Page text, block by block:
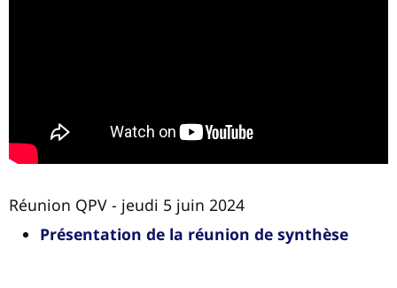
Réunion QPV - jeudi 5 juin 2024
Présentation de la réunion de synthèse